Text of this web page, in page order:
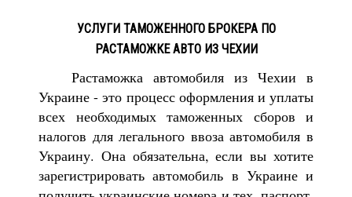
УСЛУГИ ТАМОЖЕННОГО БРОКЕРА ПО
РАСТАМОЖКЕ АВТО ИЗ ЧЕХИИ
Растаможка автомобиля из Чехии в
Украине - это процесс оформления и уплаты
всех необходимых таможенных сборов и
налогов для легального ввоза автомобиля в
Украину. Она обязательна, если вы хотите
зарегистрировать автомобиль в Украине и